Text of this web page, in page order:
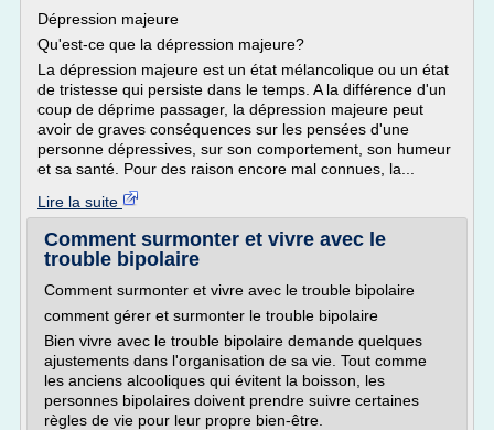
Dépression majeure
Qu'est-ce que la dépression majeure?
La dépression majeure est un état mélancolique ou un état
de tristesse qui persiste dans le temps. A la différence d'un
coup de déprime passager, la dépression majeure peut
avoir de graves conséquences sur les pensées d'une
personne dépressives, sur son comportement, son humeur
et sa santé. Pour des raison encore mal connues, la...
Lire la suite
Comment surmonter et vivre avec le
trouble bipolaire
Comment surmonter et vivre avec le trouble bipolaire
comment gérer et surmonter le trouble bipolaire
Bien vivre avec le trouble bipolaire demande quelques
ajustements dans l'organisation de sa vie. Tout comme
les anciens alcooliques qui évitent la boisson, les
personnes bipolaires doivent prendre suivre certaines
règles de vie pour leur propre bien-être.